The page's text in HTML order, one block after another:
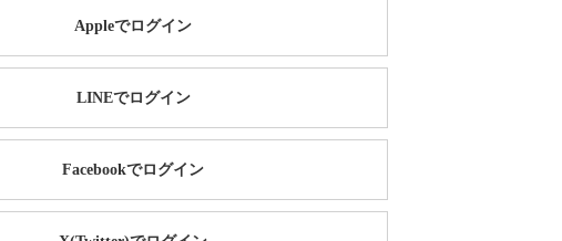
Appleでログイン
LINEでログイン
Facebookでログイン